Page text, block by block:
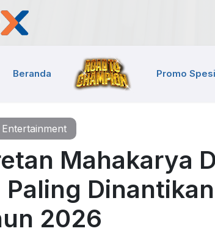
Beranda Promo
Mahakarya
2026